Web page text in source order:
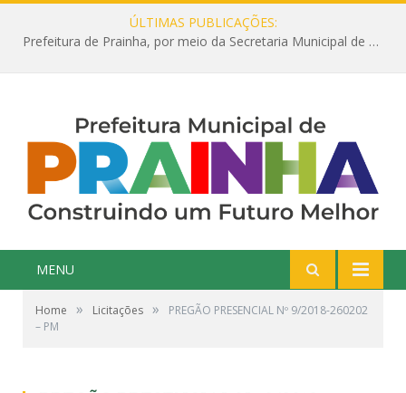
ÚLTIMAS PUBLICAÇÕES:
Prefeitura de Prainha, por meio da Secretaria Municipal de Educação, abre 354 vagas na área da Educação para 2025 com processo seletivo simplificado
MENU
Home » Licitações »
PREGÃO PRESENCIAL Nº 9/2018-260202
– PM